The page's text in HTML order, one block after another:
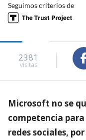
Seguimos criterios de
2381
visitas
Microsoft no se
competencia
redes sociales,